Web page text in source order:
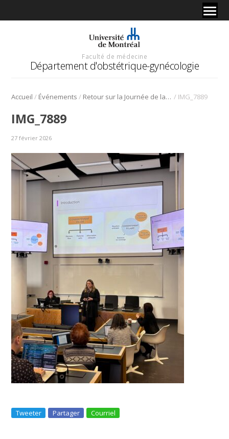
Faculté de médecine
Département d'obstétrique-gynécologie
Accueil / Événements / Retour sur la Journée de la recherche 2025 / IMG_7889
IMG_7889
27 février 2026
Tweeter Partager Courriel